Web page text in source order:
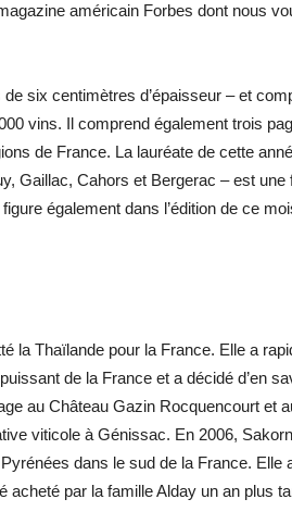
américain Forbes dont nous
six centimètres d’épaisseur – et
vins. Il comprend également trois
de France. La lauréate de cette
Gaillac, Cahors et Bergerac – est une
également dans l’édition de ce
la Thaïlande pour la France. Elle a
de la France et a décidé d’en
au Château Gazin Rocquencourt et
viticole à Génissac. En 2006,
dans le sud de la France. Elle
par la famille Alday un an plus